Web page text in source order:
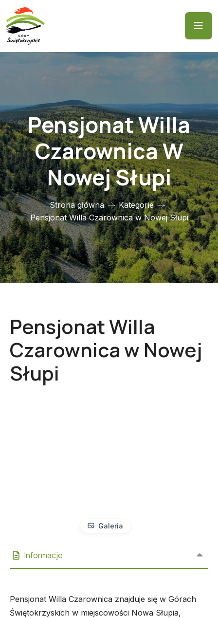
Pensjonat Willa
Czarownica W
Nowej Słupi
Strona główna
Kategorie
Pensjonat Willa Czarownica w Nowej Słupi
Pensjonat Willa
Czarownica w Nowej
Słupi
Galeria
Informacje
Pensjonat Willa Czarownica znajduje się w Górach
Świętokrzyskich w miejscowości Nowa Słupia,